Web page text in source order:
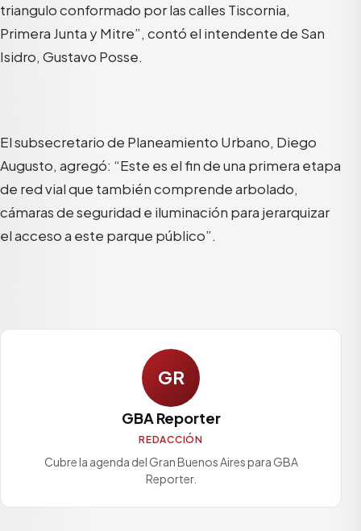
triangulo conformado por las calles Tiscornia,
Primera Junta y Mitre”, contó el intendente de San
Isidro, Gustavo Posse.
El subsecretario de Planeamiento Urbano, Diego
Augusto, agregó: “Este es el fin de una primera etapa
de red vial que también comprende arbolado,
cámaras de seguridad e iluminación para jerarquizar
el acceso a este parque público”.
GR
GBA Reporter
REDACCIÓN
Cubre la agenda del Gran Buenos Aires para GBA
Reporter.